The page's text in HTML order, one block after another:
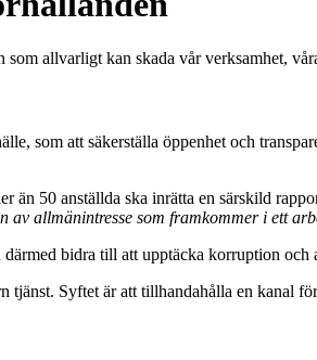
allvarligt kan skada vår verksamhet,
som att säkerställa öppenhet och
50 anställda ska inrätta en särskild
allmänintresse som framkommer i ett
bidra till att upptäcka korruption och
Syftet är att tillhandahålla en kanal